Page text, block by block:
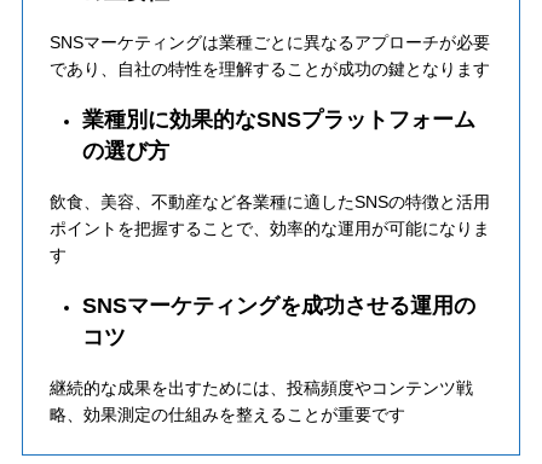
SNSマーケティングは業種ごとに異なるアプローチが必要
であり、自社の特性を理解することが成功の鍵となります
業種別に効果的なSNSプラットフォーム
の選び方
飲食、美容、不動産など各業種に適したSNSの特徴と活用
ポイントを把握することで、効率的な運用が可能になりま
す
SNSマーケティングを成功させる運用の
コツ
継続的な成果を出すためには、投稿頻度やコンテンツ戦
略、効果測定の仕組みを整えることが重要です